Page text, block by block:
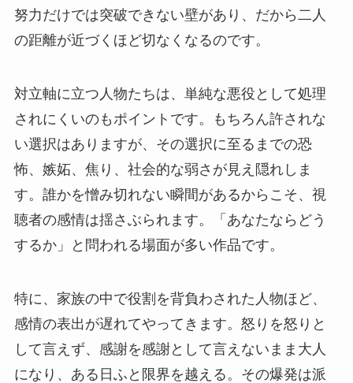
努力だけでは突破できない壁があり、だから二人
の距離が近づくほど切なくなるのです。
対立軸に立つ人物たちは、単純な悪役として処理
されにくいのもポイントです。もちろん許されな
い選択はありますが、その選択に至るまでの恐
怖、嫉妬、焦り、社会的な弱さが見え隠れしま
す。誰かを憎み切れない瞬間があるからこそ、視
聴者の感情は揺さぶられます。「あなたならどう
するか」と問われる場面が多い作品です。
特に、家族の中で役割を背負わされた人物ほど、
感情の表出が遅れてやってきます。怒りを怒りと
して言えず、感謝を感謝として言えないまま大人
になり、ある日ふと限界を越える。その爆発は派